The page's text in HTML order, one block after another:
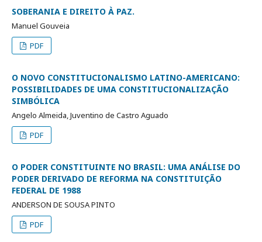
SOBERANIA E DIREITO À PAZ.
Manuel Gouveia
PDF
O NOVO CONSTITUCIONALISMO LATINO-AMERICANO:
POSSIBILIDADES DE UMA CONSTITUCIONALIZAÇÃO
SIMBÓLICA
Angelo Almeida, Juventino de Castro Aguado
PDF
O PODER CONSTITUINTE NO BRASIL: UMA ANÁLISE DO
PODER DERIVADO DE REFORMA NA CONSTITUIÇÃO
FEDERAL DE 1988
ANDERSON DE SOUSA PINTO
PDF